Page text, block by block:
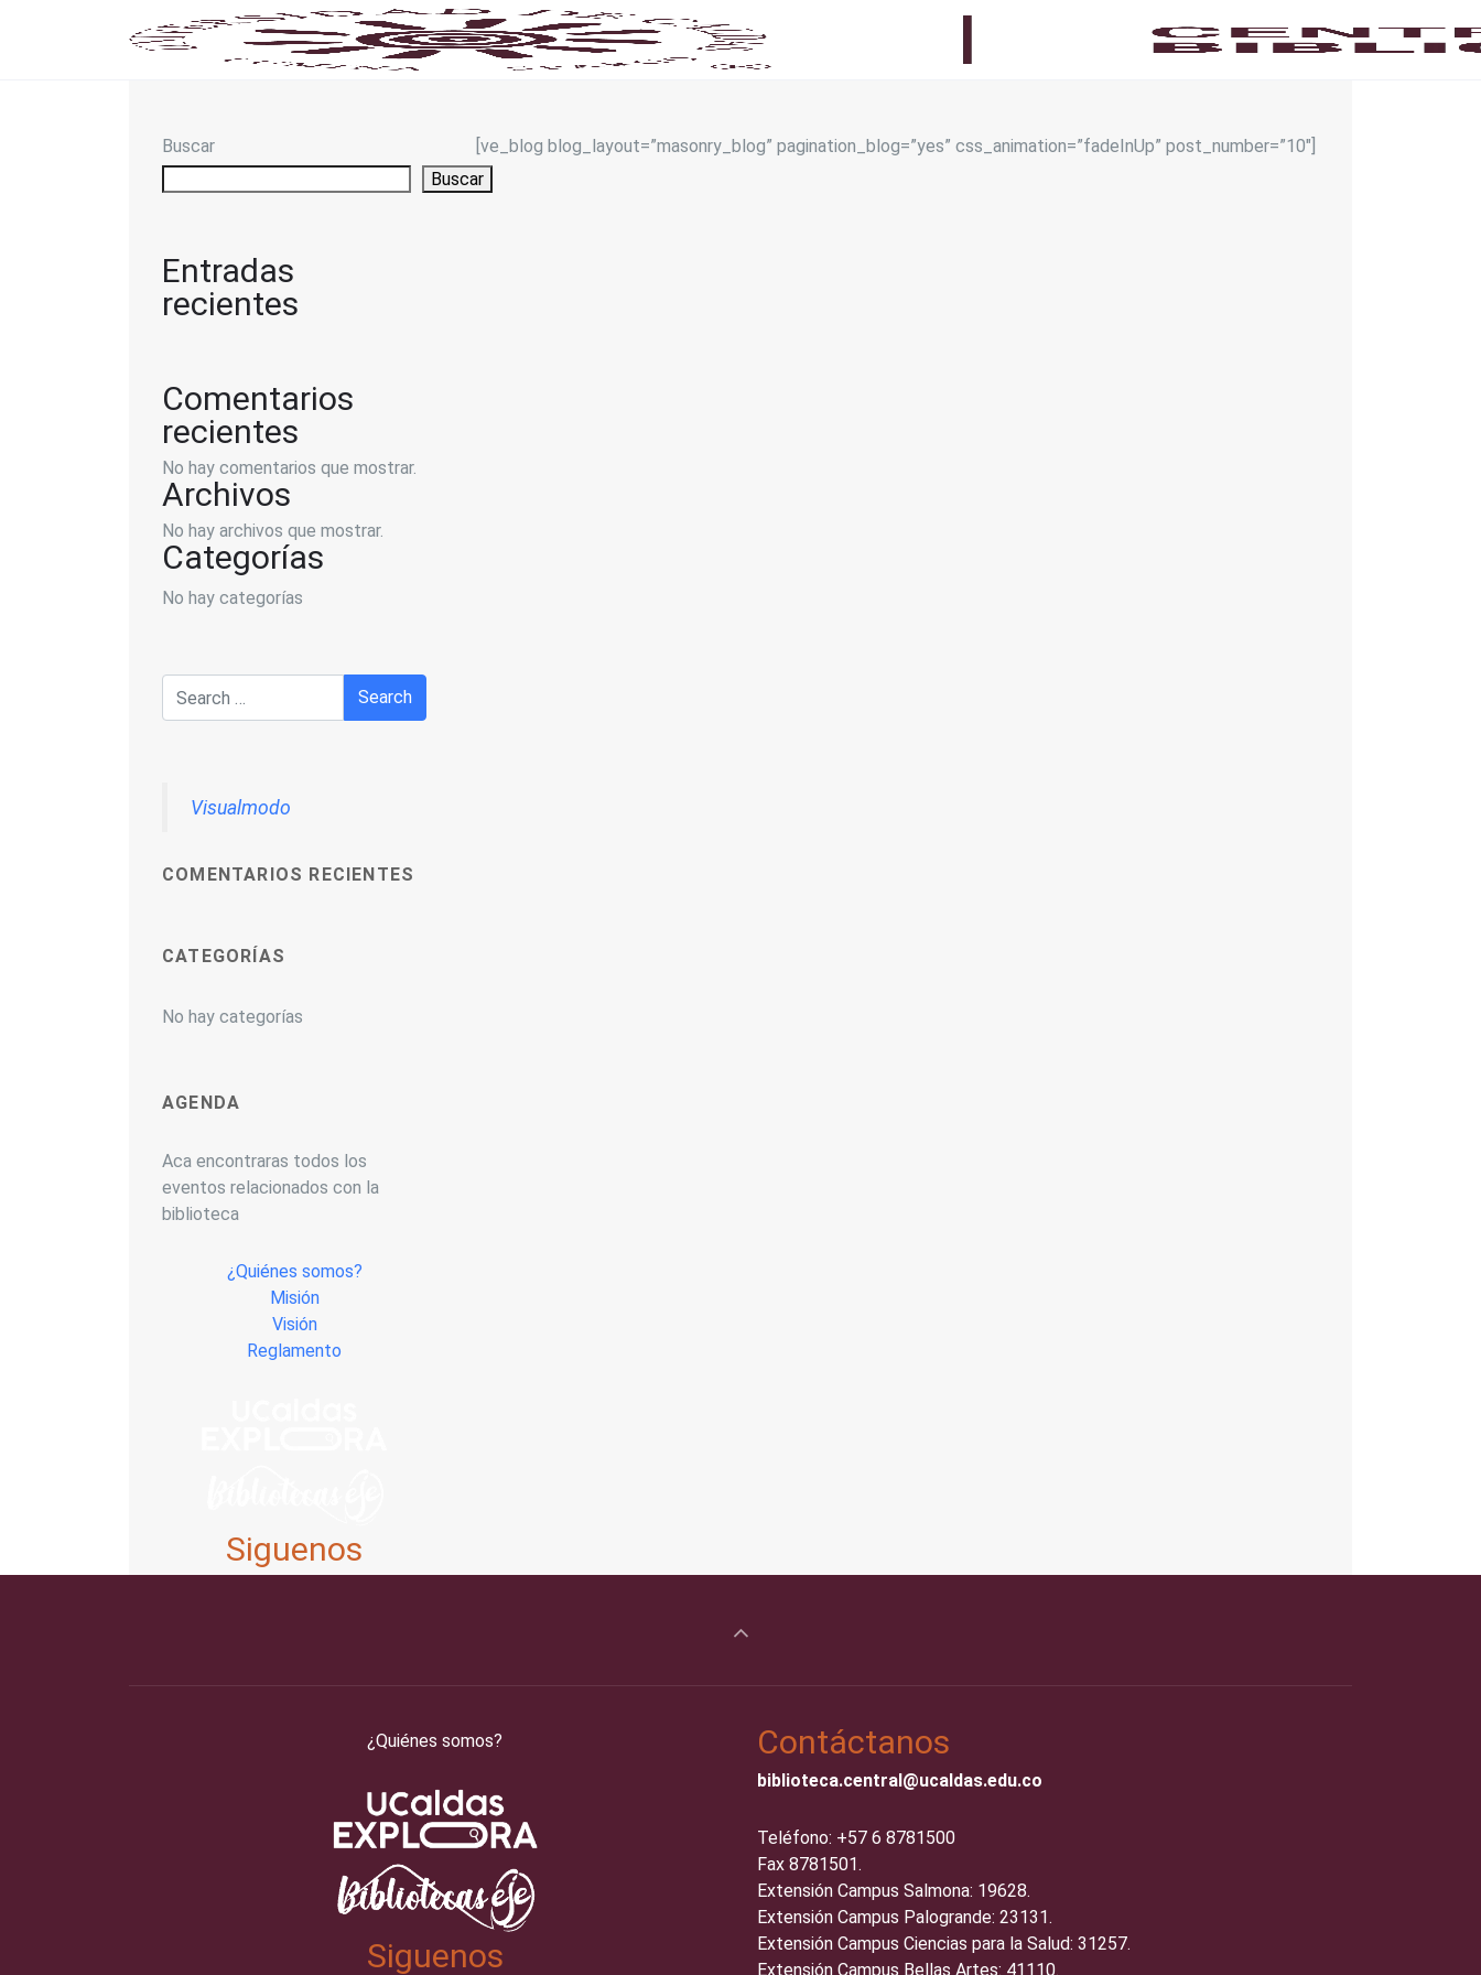
Buscar
Buscar
Entradas
recientes
Comentarios
recientes
No hay comentarios que mostrar.
Archivos
No hay archivos que mostrar.
Categorías
No hay categorías
Visualmodo
COMENTARIOS RECIENTES
CATEGORÍAS
No hay categorías
AGENDA
Aca encontraras todos los
eventos relacionados con la
biblioteca
¿Quiénes somos?
Misión
Visión
Reglamento
Siguenos
[ve_blog blog_layout=”masonry_blog” pagination_blog=”yes” css_animation=”fadeInUp” post_number=”10″]
¿Quiénes somos?
Siguenos
Contáctanos
biblioteca.central@ucaldas.edu.co
Teléfono: +57 6 8781500
Fax 8781501.
Extensión Campus Salmona: 19628.
Extensión Campus Palogrande: 23131.
Extensión Campus Ciencias para la Salud: 31257.
Extensión Campus Bellas Artes: 41110.